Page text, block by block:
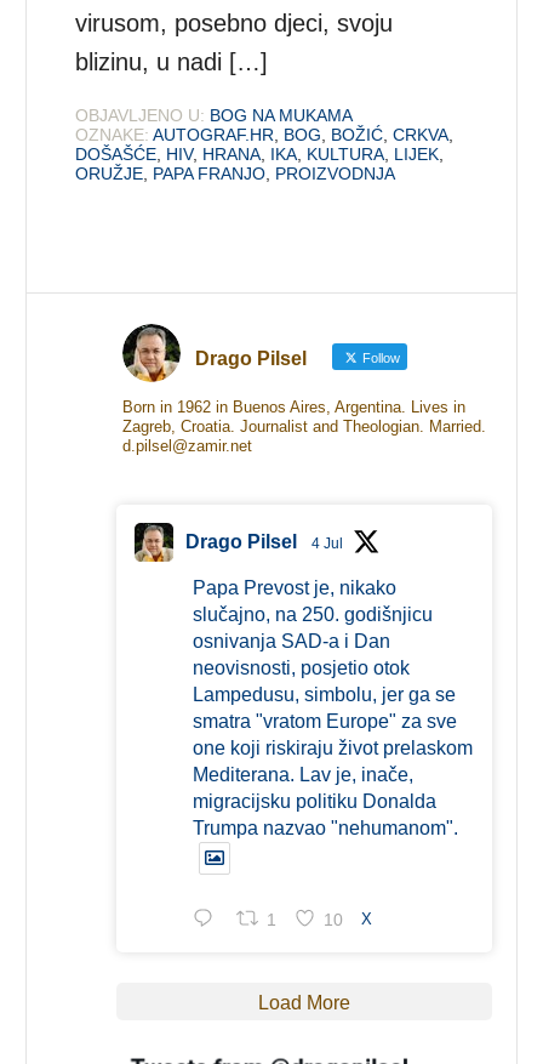
virusom, posebno djeci, svoju
blizinu, u nadi […]
OBJAVLJENO U: BOG NA MUKAMA
OZNAKE: AUTOGRAF.HR BOG BOŽIĆ ,CRKVA
DOŠAŠĆE HIV, HRANA IKA KULTURA LIJEK
ORUŽJE PAPA FRANJO PROIZVODNJA
Drago Pilsel Follow
Born in 1962 in Buenos Aires, Argentina. Lives in
Zagreb, Croatia. Journalist and Theologian. Married.
d.pilsel@zamir.net
Drago Pilsel 4 Jul
Papa Prevost je, nikako
slučajno, na 250. godišnjicu
osnivanja SAD-a i Dan
neovisnosti, posjetio otok
Lampedusu, simbolu, jer ga se
smatra "vratom Europe" za sve
one koji riskiraju život prelaskom
Mediterana. Lav je, inače,
migracijsku politiku Donalda
Trumpa nazvao "nehumanom".
1 10 X
Load More